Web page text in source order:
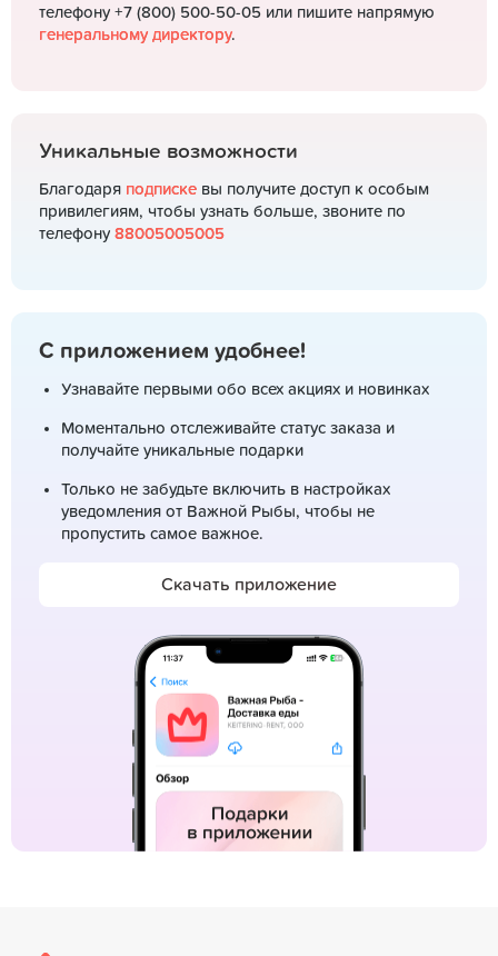
телефону +7 (800) 500-50-05 или пишите напрямую
генеральному директору.
Уникальные возможности
Благодаря подписке вы получите доступ к особым
привилегиям, чтобы узнать больше, звоните по
телефону 88005005005
С приложением удобнее!
Узнавайте первыми обо всех акциях и новинках
Моментально отслеживайте статус заказа и
получайте уникальные подарки
Только не забудьте включить в настройках
уведомления от Важной Рыбы, чтобы не
пропустить самое важное.
Скачать приложение